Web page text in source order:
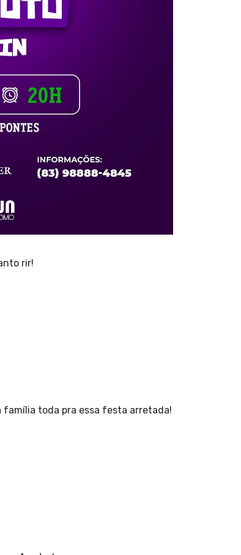
rir!
família toda pra essa festa arretada!